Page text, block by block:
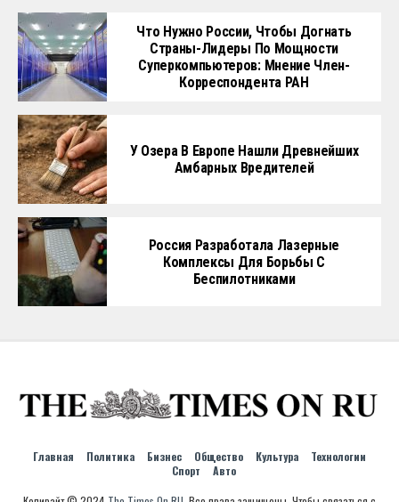
Что Нужно России, Чтобы Догнать
Страны-Лидеры По Мощности
Суперкомпьютеров: Мнение Член-
Корреспондента РАН
У Озера В Европе Нашли Древнейших
Амбарных Вредителей
Россия Разработала Лазерные
Комплексы Для Борьбы С
Беспилотниками
Главная Политика Бизнес Общество Культура
Технологии
Спорт
Авто